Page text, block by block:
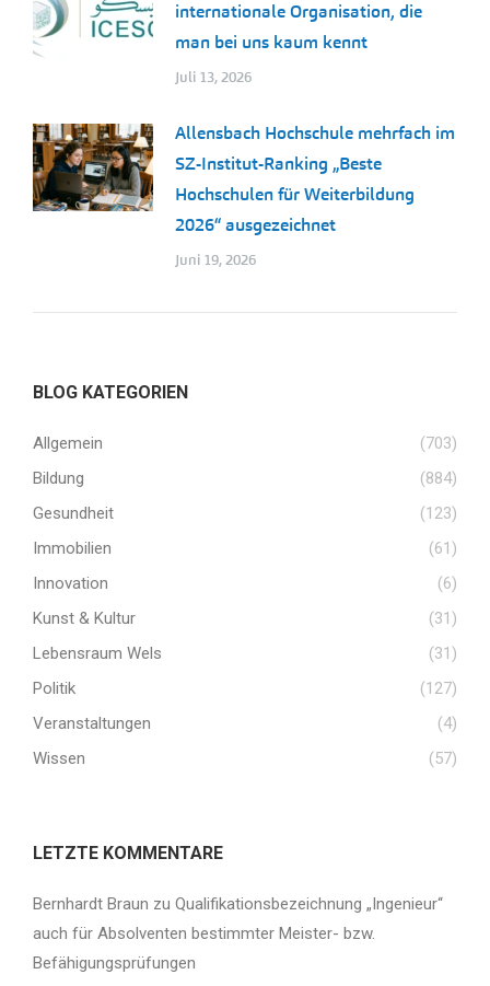
internationale Organisation, die
man bei uns kaum kennt
Juli 13, 2026
Allensbach Hochschule mehrfach im
SZ-Institut-Ranking „Beste
Hochschulen für Weiterbildung
2026“ ausgezeichnet
Juni 19, 2026
BLOG KATEGORIEN
Allgemein
(703)
Bildung
(884)
Gesundheit
(123)
Immobilien
(61)
Innovation
(6)
Kunst & Kultur
(31)
Lebensraum Wels
(31)
Politik
(127)
Veranstaltungen
(4)
Wissen
(57)
LETZTE KOMMENTARE
Bernhardt Braun zu Qualifikationsbezeichnung „Ingenieur“
auch für Absolventen bestimmter Meister- bzw.
Befähigungsprüfungen